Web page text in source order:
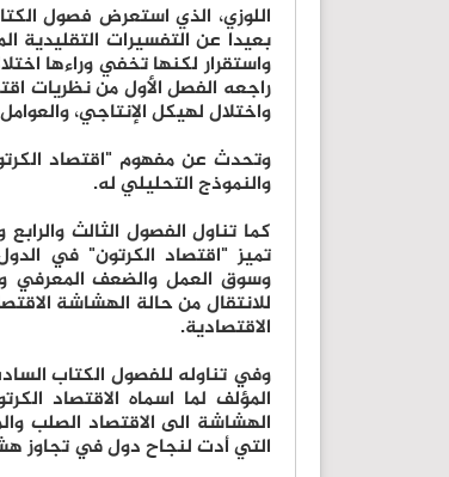
اللوزي، الذي استعرض فصول
بعيدا عن التفسيرات التقليدية
واستقرار لكنها تخفي وراءها
راجعه الفصل الأول من نظريات
واختلال لهيكل الإنتاجي،
وتحدث عن مفهوم "اقتصاد
والنموذج التحليلي له.
كما تناول الفصول الثالث
تميز "اقتصاد الكرتون" في
وسوق العمل والضعف المعرفي
للانتقال من حالة الهشاشة
الاقتصادية.
وفي تناوله للفصول الكتاب
المؤلف لما اسماه الاقتصاد
الهشاشة الى الاقتصاد الصلب
التي أدت لنجاح دول في تجاوز